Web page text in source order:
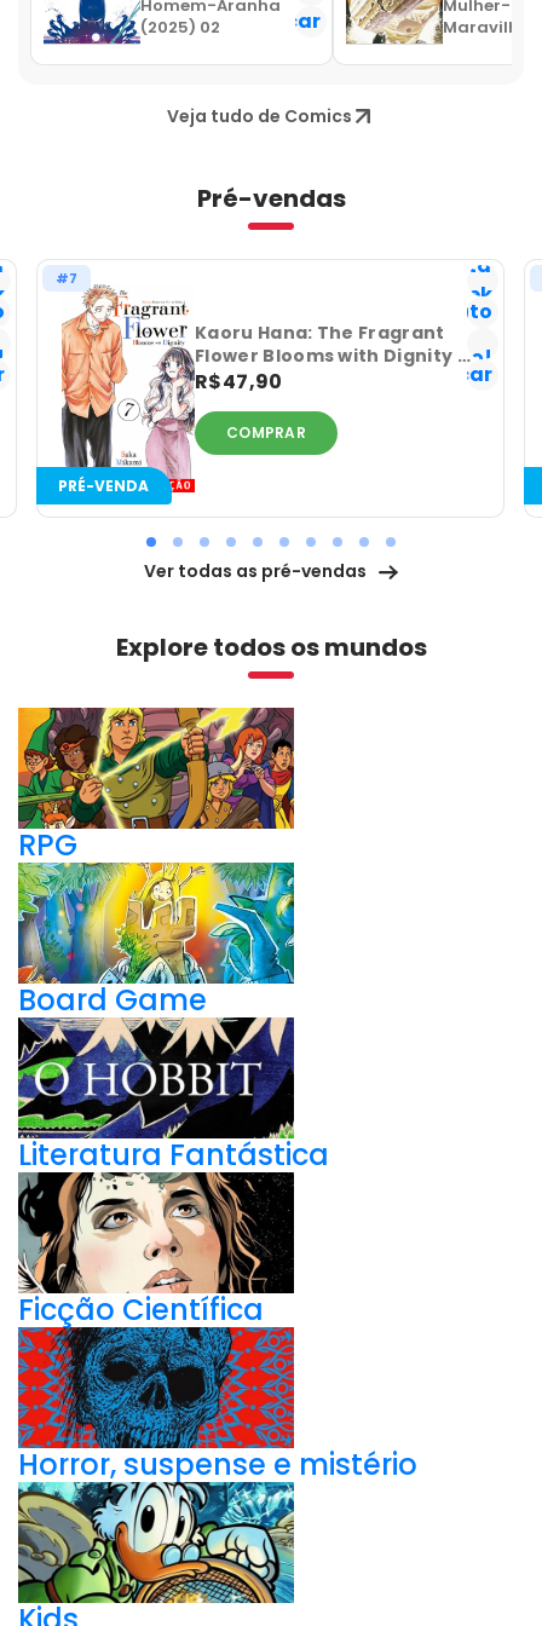
Homem-Aranha
(2025) 02 Notificar
Mulher-
Maravilha
Veja tudo de Comics
Pré-vendas
Lista
Geek
Favorito
Já
tenho!
Notificar
#7
Kaoru Hana: The Fragrant
Flower Blooms with Dignity -
Volume 07
R$47,90
COMPRAR
PRÉ-VENDA
Ver todas as pré-vendas
Explore todos os mundos
RPG
Board Game
Literatura Fantástica
Ficção Científica
Horror, suspense e mistério